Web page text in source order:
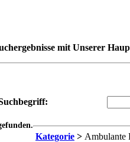
mit Unserer
Kategorie > Ambulante